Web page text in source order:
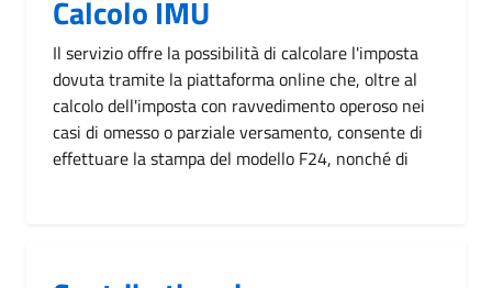
Calcolo IMU
Il servizio offre la possibilità di calcolare l'imposta
dovuta tramite la piattaforma online che, oltre al
calcolo dell'imposta con ravvedimento operoso nei
casi di omesso o parziale versamento, consente di
effettuare la stampa del modello F24, nonché di